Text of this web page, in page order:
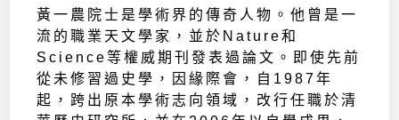
黃一農院士是學術界的傳奇人物。他曾是一
流的職業天文學家，並於Nature和
Science等權威期刊發表過論文。即使先前
從未修習過史學，因緣際會，自1987年
起，跨出原本學術志向領域，改行任職於清